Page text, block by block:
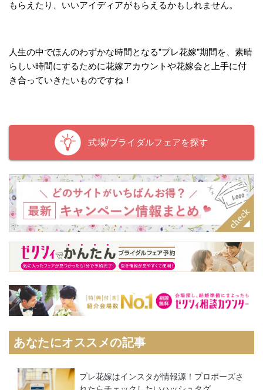
もらえたり、いいアイディアがもらえるかもしれません。
人生の中でほんのわずかな時間となる”プレ花嫁”期間を、素晴
らしい時間にするために花嫁アカウントや花嫁会と上手に付
き合っていきたいものですね！
式場/ブライダルフェアを探す
あなたにオススメの記事
プレ花嫁はインスタが情報源！プロポーズさ